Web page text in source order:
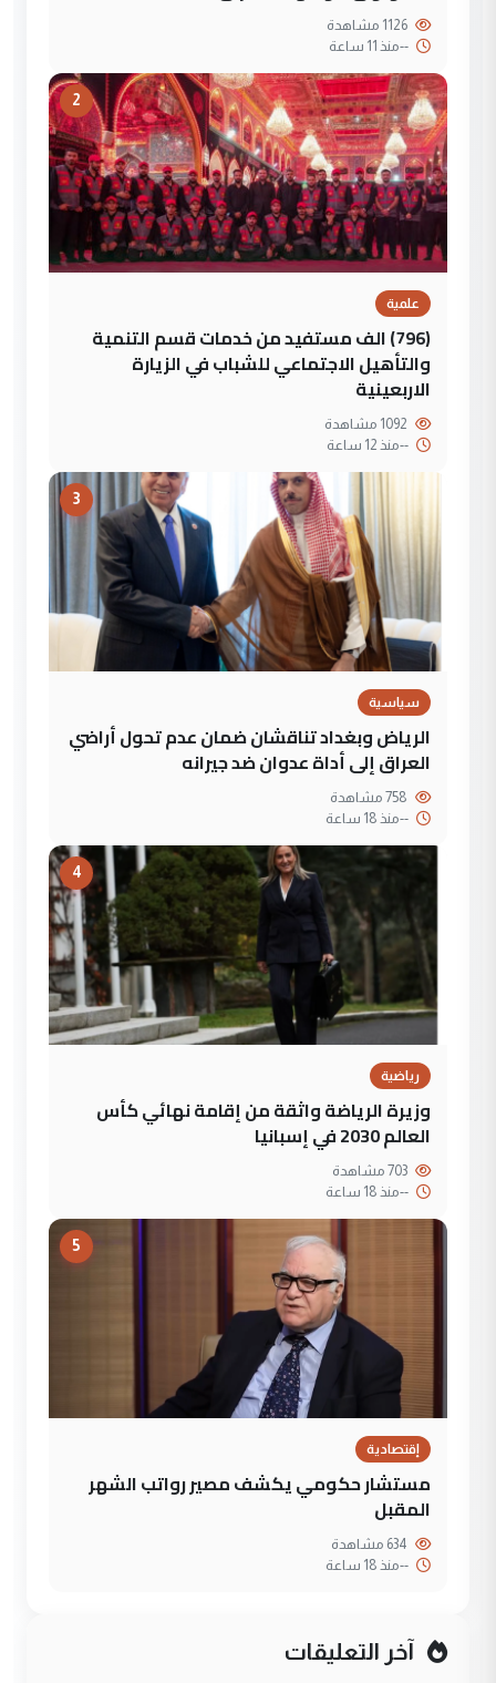
--منذ 11 ساعة
2
علمية
(796) الف مستفيد من خدمات قسم التنمية
والتأهيل الاجتماعي للشباب في الزيارة
الاربعينية
--منذ 12 ساعة
3
سياسية
الرياض وبغداد تناقشان ضمان عدم تحول أراضي
العراق إلى أداة عدوان ضد جيرانه
--منذ 18 ساعة
4
رياضية
وزيرة الرياضة واثقة من إقامة نهائي كأس
العالم 2030 في إسبانيا
--منذ 18 ساعة
5
إقتصادية
مستشار حكومي يكشف مصير رواتب الشهر
المقبل
--منذ 18 ساعة
آخر التعليقات